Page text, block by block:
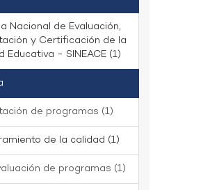
Nacional de Evaluación,
y Certificación de la
Educativa - SINEACE (1)
de programas (1)
de la calidad (1)
de programas (1)